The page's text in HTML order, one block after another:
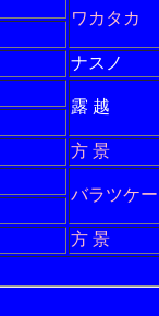
ワカタカ
ナスノ
露 越
方 景
バラツケー
方 景